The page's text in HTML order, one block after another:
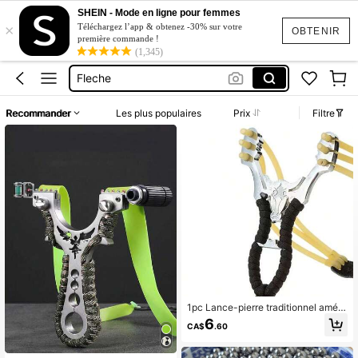
OBTENIR
×
SHEIN - Mode en ligne pour femmes
Téléchargez l’app & obtenez -30% sur votre
première commande !
(1,345)
Bille De Verre
Billes Jeu
Fleche
Drone
Bille De Verre
Recommander Les plus populaires Prix Filtre
1pc Lance-pierre traditionnel améli
oré à 6 brins avec une bande élasti
que haute précision et puissante, p
CA$6.60